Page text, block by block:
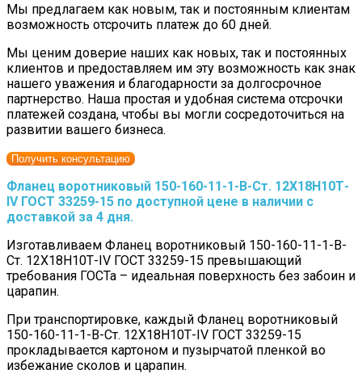
Мы предлагаем как новым, так и постоянным клиентам
возможность отсрочить платеж до 60 дней.
Мы ценим доверие наших как новых, так и постоянных
клиентов и предоставляем им эту возможность как знак
нашего уважения и благодарности за долгосрочное
партнерство. Наша простая и удобная система отсрочки
платежей создана, чтобы вы могли сосредоточиться на
развитии вашего бизнеса.
Получить консультацию
Фланец воротниковый 150-160-11-1-B-Cт. 12Х18Н10Т-
IV ГОСТ 33259-15 по доступной цене в наличии с
доставкой за 4 дня.
Изготавливаем Фланец воротниковый 150-160-11-1-B-
Cт. 12Х18Н10Т-IV ГОСТ 33259-15 превышающий
требования ГОСТа – идеальная поверхность без забоин и
царапин.
При транспортировке, каждый Фланец воротниковый
150-160-11-1-B-Cт. 12Х18Н10Т-IV ГОСТ 33259-15
прокладывается картоном и пузырчатой пленкой во
избежание сколов и царапин.